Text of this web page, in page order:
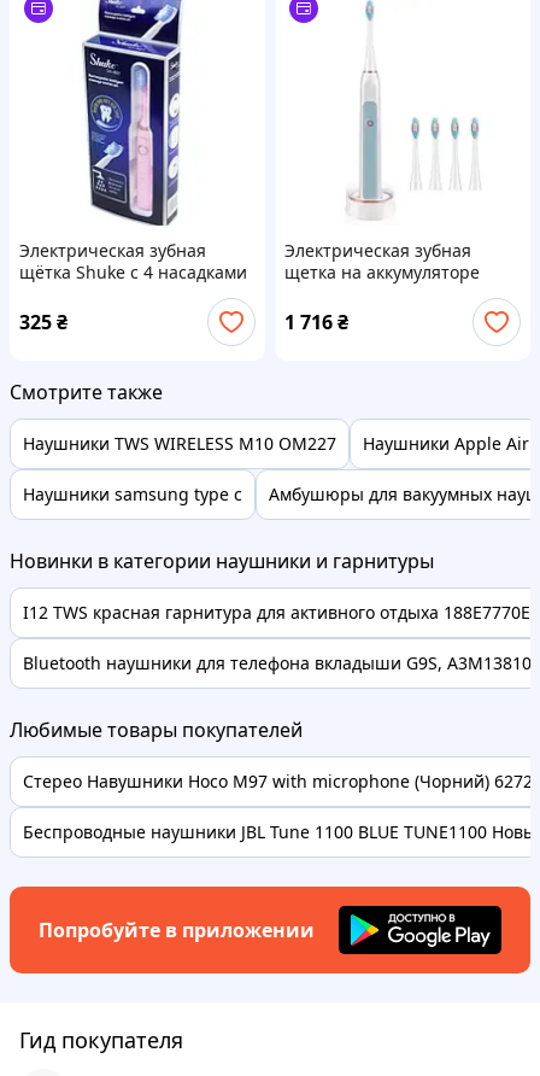
Электрическая зубная
щётка Shuke с 4 насадками
325₴
Электрическая зубная
щетка на аккумуляторе
ENZO EN-07 (дропшиппинг)
1 716₴
Смотрите также
Наушники TWS WIRELESS M10 OM227 Наушники Apple
Наушники samsung type c Амбушюры для вакуумных
Новинки в категории наушники и гарнитуры
I12 TWS красная гарнитура для активного отдыха 188E7770E
Bluetooth наушники для телефона вкладыши G9S, A3M138108
Любимые товары покупателей
Стерео Навушники Hoco M97 with microphone (Чорний)
Беспроводные наушники JBL Tune 1100 BLUE TUNE1100
Попробуйте в приложении
Гид покупателя